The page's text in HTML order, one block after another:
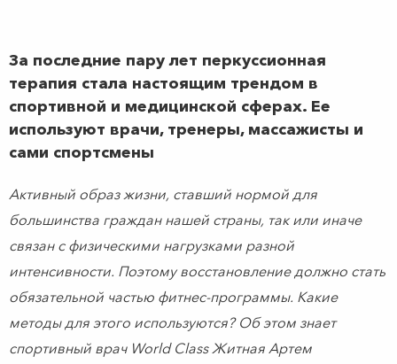
За последние пару лет перкуссионная
терапия стала настоящим трендом в
спортивной и медицинской сферах. Ее
используют врачи, тренеры, массажисты и
сами спортсмены
Активный образ жизни, ставший нормой для
большинства граждан нашей страны, так или иначе
связан с физическими нагрузками разной
интенсивности. Поэтому восстановление должно стать
обязательной частью фитнес-программы. Какие
методы для этого используются? Об этом знает
спортивный врач World Class Житная Артем